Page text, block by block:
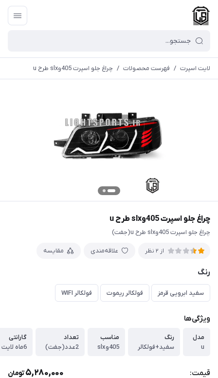
لایت اسپرت / فهرست محصولات / چراغ جلو اسپرت 405وslx طرح u
چراغ جلو اسپرت 405وslx طرح u
چراغ جلو اسپرت 405وslx طرح u(جفت)
از 2 نظر علاقه‌مندی مقایسه
رنگ
سفید ابرویی قرمز فولکالر ریموت فولکالر WIFI
ویژگی‌ها
مدل
u
رنگ
سفید+فولکالر
مناسب
405وslx
تعداد
2عدد(جفت)
گارانتی
6ماه لایت اسپرت
قیمت: 5,280,000تومان